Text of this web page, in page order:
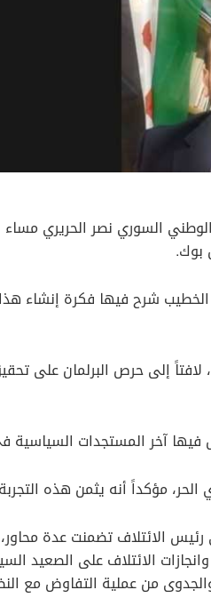
السوري نصر الحريري مساء
بوك.
شرح فيها فكرة إنشاء
لافتاً إلى حرص البرلمان على
فيها آخر المستجدات
مؤكداً أنه يثمن هذه
الائتلاف تضمنت عدة
وانجازات الائتلاف على الصعيد
من عملية التفاوض مع